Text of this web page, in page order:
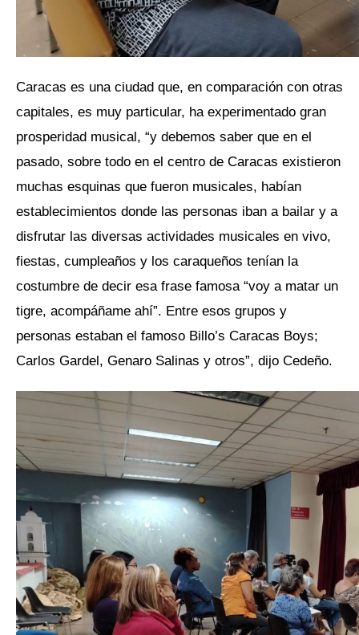
Caracas es una ciudad que, en comparación con otras
capitales, es muy particular, ha experimentado gran
prosperidad musical, “y debemos saber que en el
pasado, sobre todo en el centro de Caracas existieron
muchas esquinas que fueron musicales, habían
establecimientos donde las personas iban a bailar y a
disfrutar las diversas actividades musicales en vivo,
fiestas, cumpleaños y los caraqueños tenían la
costumbre de decir esa frase famosa “voy a matar un
tigre, acompáñame ahí”. Entre esos grupos y
personas estaban el famoso Billo’s Caracas Boys;
Carlos Gardel, Genaro Salinas y otros”, dijo Cedeño.